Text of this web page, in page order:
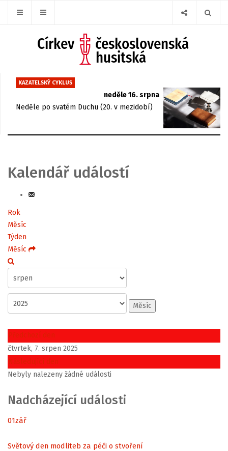
KAZATELSKÝ CYKLUS
neděle 16. srpna
Neděle po svatém Duchu (20. v mezidobí)
Kalendář událostí
Rok
Měsíc
Týden
Měsíc
Měsíc
Předchozí den
čtvrtek, 7. srpen 2025
Následující den
Nebyly nalezeny žádné události
Nadcházející události
01zář
Světový den modliteb za péči o stvoření